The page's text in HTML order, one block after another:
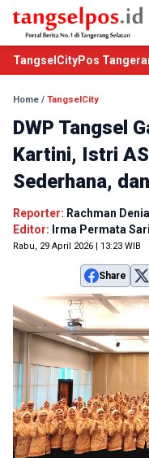
TangselCityPos
Home / TangselCity
DWP Tangsel
Kartini, Istri
Sederhana,
Reporter: Rachman
Editor: Irma Permata Sari
Rabu, 29 April 2026 | 13:23 WIB
Share